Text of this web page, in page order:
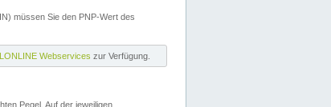
müssen Sie den PNP-Wert des
Webservices zur Verfügung.
Pegel. Auf der jeweiligen